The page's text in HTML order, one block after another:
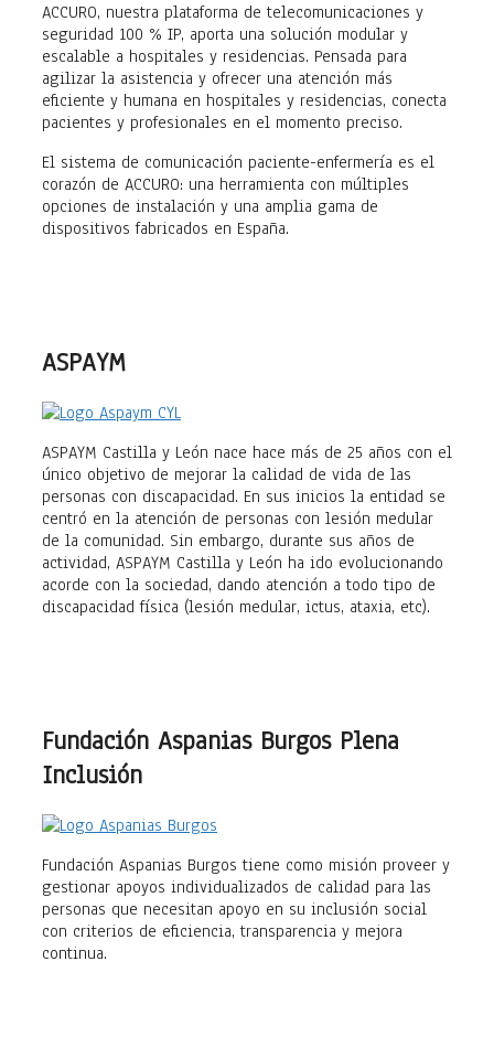
ACCURO, nuestra plataforma de telecomunicaciones y
seguridad 100 % IP, aporta una solución modular y
escalable a hospitales y residencias. Pensada para
agilizar la asistencia y ofrecer una atención más
eficiente y humana en hospitales y residencias, conecta
pacientes y profesionales en el momento preciso.
El sistema de comunicación paciente-enfermería es el
corazón de ACCURO: una herramienta con múltiples
opciones de instalación y una amplia gama de
dispositivos fabricados en España.
ASPAYM
ASPAYM Castilla y León nace hace más de 25 años con el
único objetivo de mejorar la calidad de vida de las
personas con discapacidad. En sus inicios la entidad se
centró en la atención de personas con lesión medular
de la comunidad. Sin embargo, durante sus años de
actividad, ASPAYM Castilla y León ha ido evolucionando
acorde con la sociedad, dando atención a todo tipo de
discapacidad física (lesión medular, ictus, ataxia, etc).
Fundación Aspanias Burgos Plena
Inclusión
Fundación Aspanias Burgos tiene como misión proveer y
gestionar apoyos individualizados de calidad para las
personas que necesitan apoyo en su inclusión social
con criterios de eficiencia, transparencia y mejora
continua.